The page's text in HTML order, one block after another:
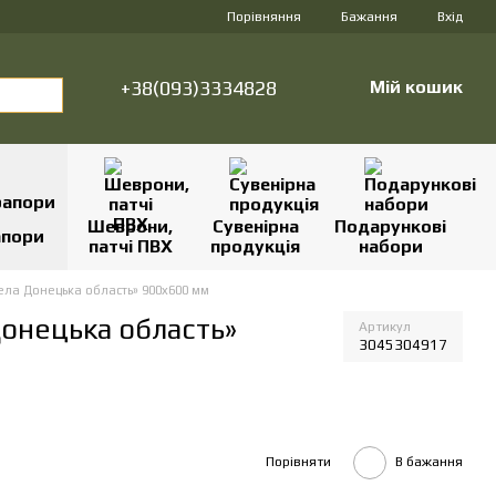
Порівняння Бажання Вхід
+38(093)3334828 Мій кошик
Шеврони,
патчі ПВХ
Сувенірна
продукція
Подарункові
набори
Донецька область» 900х600 мм
область» Артикул
3045304917
Порівняти В бажання